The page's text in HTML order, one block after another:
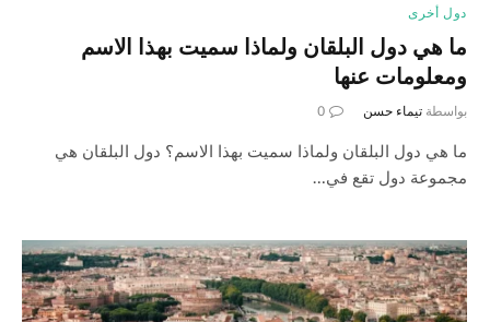
دول أخرى
ما هي دول البلقان ولماذا سميت بهذا الاسم
ومعلومات عنها
بواسطة تيماء حسن 0
ما هي دول البلقان ولماذا سميت بهذا الاسم؟ دول البلقان هي
مجموعة دول تقع في…